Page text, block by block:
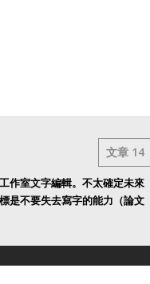
文章 14
作室文字編輯。不太確定未來
是不要失去寫字的能力（論文